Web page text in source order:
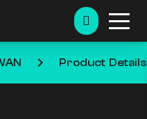
keyboard_arrow_right Product Details